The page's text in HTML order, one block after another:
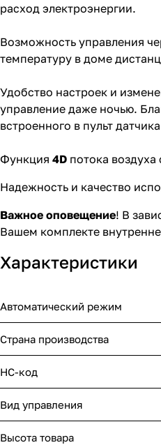
расход электроэнергии.
Возможность управления
температуру в доме
Удобство настроек и
управление даже ночью.
встроенного в пульт
Функция 4D потока
Надежность и качество
Важное оповещение! В
Вашем комплекте
Характеристики
Автоматический режим
Страна производства
НС-код
Вид управления
Высота товара